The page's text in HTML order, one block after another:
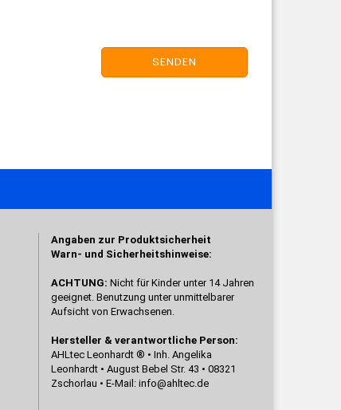
SENDEN
Angaben zur Produktsicherheit
Warn- und Sicherheitshinweise:
ACHTUNG: Nicht für Kinder unter 14 Jahren
geeignet. Benutzung unter unmittelbarer
Aufsicht von Erwachsenen.
Hersteller & verantwortliche Person:
AHLtec Leonhardt ® • Inh. Angelika
Leonhardt • August Bebel Str. 43 • 08321
Zschorlau • E-Mail: info@ahltec.de